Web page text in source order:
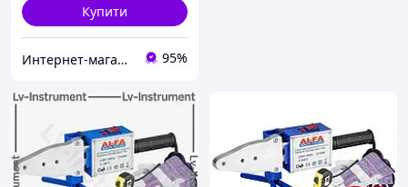
Купити
Интернет-магазин Zhuk 95%